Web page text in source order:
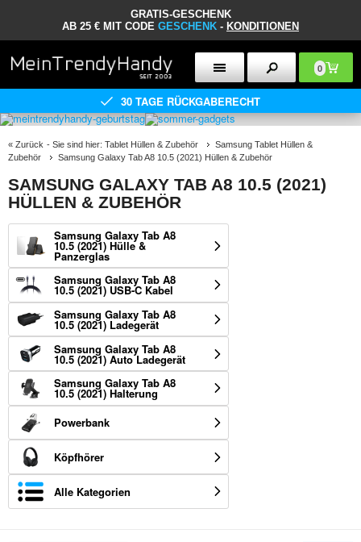
GRATIS-GESCHENK
AB 25 € MIT CODE GESCHENK - KONDITIONEN
0
30 TAGE RÜCKGABERECHT
« Zurück - Sie sind hier: Tablet Hüllen & Zubehör
Samsung Tablet Hüllen &
Zubehör
Samsung Galaxy Tab A8 10.5 (2021) Hüllen & Zubehör
SAMSUNG GALAXY TAB A8 10.5 (2021)
HÜLLEN & ZUBEHÖR
Samsung Galaxy Tab A8
10.5 (2021) Hülle &
Panzerglas
Samsung Galaxy Tab A8
10.5 (2021) USB-C Kabel
Samsung Galaxy Tab A8
10.5 (2021) Ladegerät
Samsung Galaxy Tab A8
10.5 (2021) Auto Ladegerät
Samsung Galaxy Tab A8
10.5 (2021) Halterung
Powerbank
Köpfhörer
Alle Kategorien